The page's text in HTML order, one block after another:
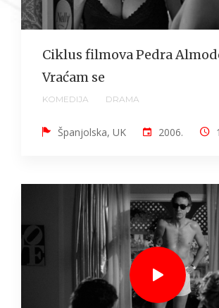
Ciklus filmova Pedra
Vraćam se
KOMEDIJA DRAMA
Španjolska, UK 2006.